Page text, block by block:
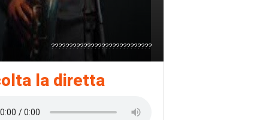
????????????????????????????
la diretta